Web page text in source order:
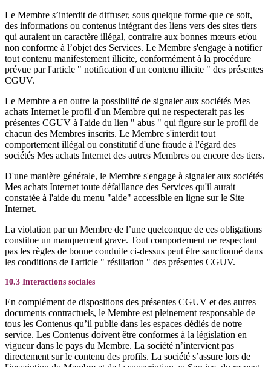
Le Membre s’interdit de diffuser, sous quelque forme que ce soit,
des informations ou contenus intégrant des liens vers des sites tiers
qui auraient un caractère illégal, contraire aux bonnes mœurs et/ou
non conforme à l’objet des Services. Le Membre s'engage à notifier
tout contenu manifestement illicite, conformément à la procédure
prévue par l'article " notification d'un contenu illicite " des présentes
CGUV.
Le Membre a en outre la possibilité de signaler aux sociétés Mes
achats Internet le profil d'un Membre qui ne respecterait pas les
présentes CGUV à l'aide du lien " abus " qui figure sur le profil de
chacun des Membres inscrits. Le Membre s'interdit tout
comportement illégal ou constitutif d'une fraude à l'égard des
sociétés Mes achats Internet des autres Membres ou encore des tiers.
D'une manière générale, le Membre s'engage à signaler aux sociétés
Mes achats Internet toute défaillance des Services qu'il aurait
constatée à l'aide du menu "aide" accessible en ligne sur le Site
Internet.
La violation par un Membre de l’une quelconque de ces obligations
constitue un manquement grave. Tout comportement ne respectant
pas les règles de bonne conduite ci-dessus peut être sanctionné dans
les conditions de l'article " résiliation " des présentes CGUV.
10.3 Interactions sociales
En complément de dispositions des présentes CGUV et des autres
documents contractuels, le Membre est pleinement responsable de
tous les Contenus qu’il publie dans les espaces dédiés de notre
service. Les Contenus doivent être conformes à la législation en
vigueur dans le pays du Membre. La société n’intervient pas
directement sur le contenu des profils. La société s’assure lors de